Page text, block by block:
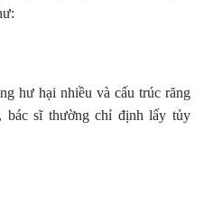
hư hại nhiều và cấu trúc răng
bác sĩ thường chỉ định lấy tủy